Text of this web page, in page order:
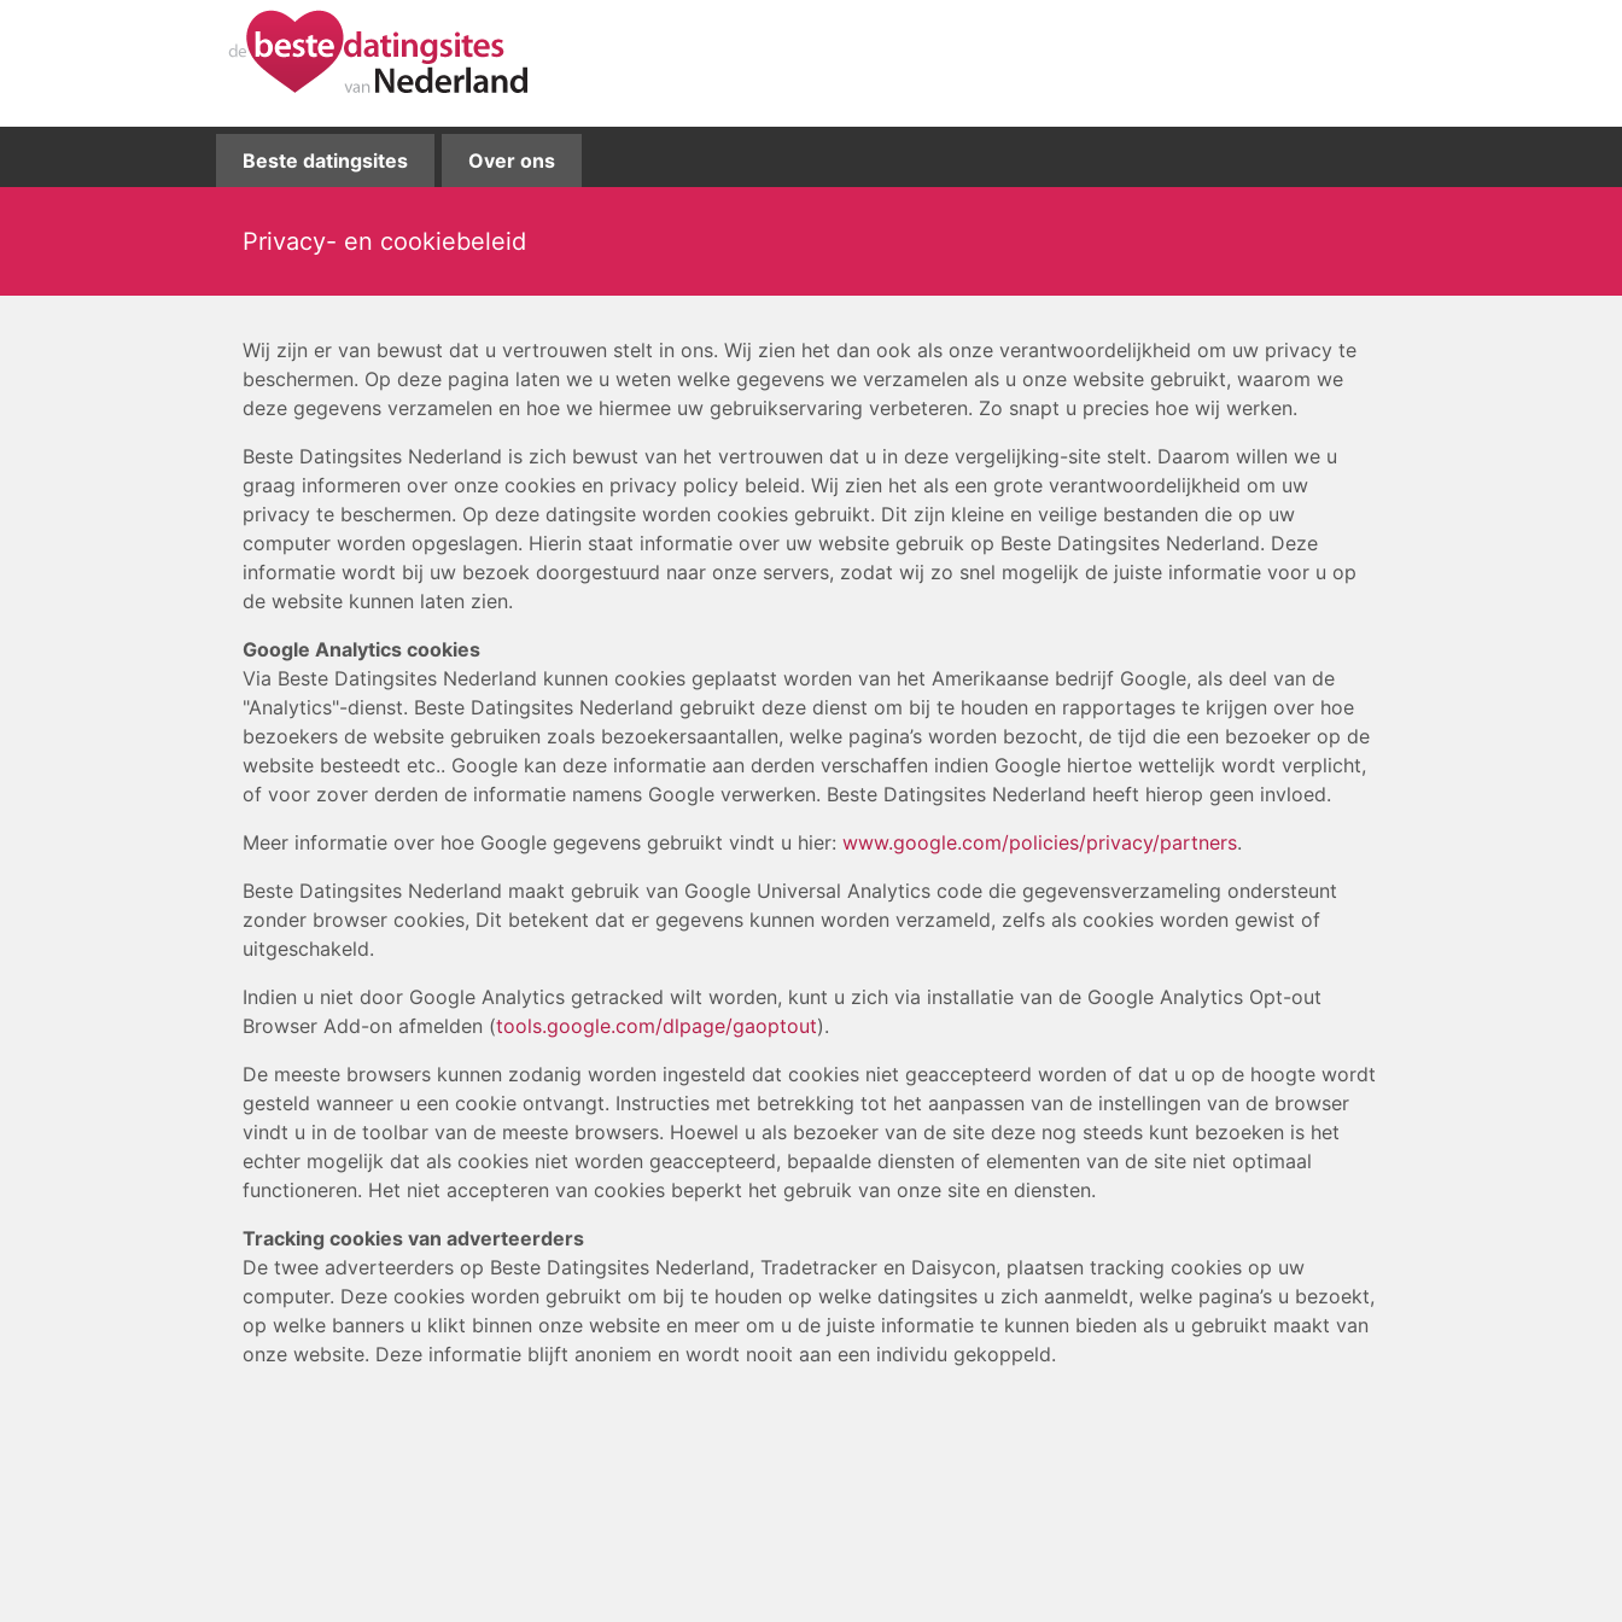
Beste datingsites Over ons
Privacy- en cookiebeleid
Wij zijn er van bewust dat u vertrouwen stelt in ons. Wij zien het dan ook als onze verantwoordelijkheid om uw privacy te
beschermen. Op deze pagina laten we u weten welke gegevens we verzamelen als u onze website gebruikt, waarom we
deze gegevens verzamelen en hoe we hiermee uw gebruikservaring verbeteren. Zo snapt u precies hoe wij werken.
Beste Datingsites Nederland is zich bewust van het vertrouwen dat u in deze vergelijking-site stelt. Daarom willen we u
graag informeren over onze cookies en privacy policy beleid. Wij zien het als een grote verantwoordelijkheid om uw
privacy te beschermen. Op deze datingsite worden cookies gebruikt. Dit zijn kleine en veilige bestanden die op uw
computer worden opgeslagen. Hierin staat informatie over uw website gebruik op Beste Datingsites Nederland. Deze
informatie wordt bij uw bezoek doorgestuurd naar onze servers, zodat wij zo snel mogelijk de juiste informatie voor u op
de website kunnen laten zien.
Google Analytics cookies
Via Beste Datingsites Nederland kunnen cookies geplaatst worden van het Amerikaanse bedrijf Google, als deel van de
"Analytics"-dienst. Beste Datingsites Nederland gebruikt deze dienst om bij te houden en rapportages te krijgen over hoe
bezoekers de website gebruiken zoals bezoekersaantallen, welke pagina’s worden bezocht, de tijd die een bezoeker op de
website besteedt etc.. Google kan deze informatie aan derden verschaffen indien Google hiertoe wettelijk wordt verplicht,
of voor zover derden de informatie namens Google verwerken. Beste Datingsites Nederland heeft hierop geen invloed.
Meer informatie over hoe Google gegevens gebruikt vindt u hier: www.google.com/policies/privacy/partners.
Beste Datingsites Nederland maakt gebruik van Google Universal Analytics code die gegevensverzameling ondersteunt
zonder browser cookies, Dit betekent dat er gegevens kunnen worden verzameld, zelfs als cookies worden gewist of
uitgeschakeld.
Indien u niet door Google Analytics getracked wilt worden, kunt u zich via installatie van de Google Analytics Opt-out
Browser Add-on afmelden (tools.google.com/dlpage/gaoptout).
De meeste browsers kunnen zodanig worden ingesteld dat cookies niet geaccepteerd worden of dat u op de hoogte wordt
gesteld wanneer u een cookie ontvangt. Instructies met betrekking tot het aanpassen van de instellingen van de browser
vindt u in de toolbar van de meeste browsers. Hoewel u als bezoeker van de site deze nog steeds kunt bezoeken is het
echter mogelijk dat als cookies niet worden geaccepteerd, bepaalde diensten of elementen van de site niet optimaal
functioneren. Het niet accepteren van cookies beperkt het gebruik van onze site en diensten.
Tracking cookies van adverteerders
De twee adverteerders op Beste Datingsites Nederland, Tradetracker en Daisycon, plaatsen tracking cookies op uw
computer. Deze cookies worden gebruikt om bij te houden op welke datingsites u zich aanmeldt, welke pagina’s u bezoekt,
op welke banners u klikt binnen onze website en meer om u de juiste informatie te kunnen bieden als u gebruikt maakt van
onze website. Deze informatie blijft anoniem en wordt nooit aan een individu gekoppeld.